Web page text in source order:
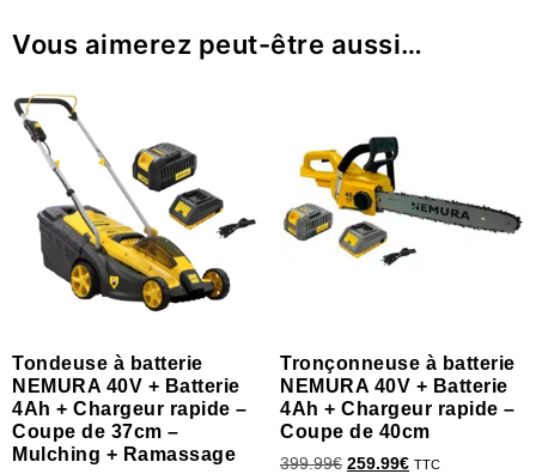
Vous aimerez peut-être aussi…
Tondeuse à batterie
NEMURA 40V + Batterie
4Ah + Chargeur rapide –
Coupe de 37cm –
Mulching + Ramassage
Tronçonneuse à batterie
NEMURA 40V + Batterie
4Ah + Chargeur rapide –
Coupe de 40cm
399.99€ 259.99€ TTC